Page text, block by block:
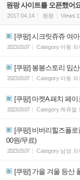
원팡 사이트를 오픈했어
2017.04.14
원팡 Views
[쿠팡] 시크릿쥬쥬 여
2023.03.07 Category 아동 의
[쿠팡] 봉봉스토리 임
2023.03.07 Category 아동 의
[쿠팡] 마켓A 패치 페
2023.03.07 Category 캐쥬얼
[쿠팡] 비버리힐즈폴
00원/무료)
2023.03.07 Category 남성 의
[쿠팡] 가을 겨울 등산